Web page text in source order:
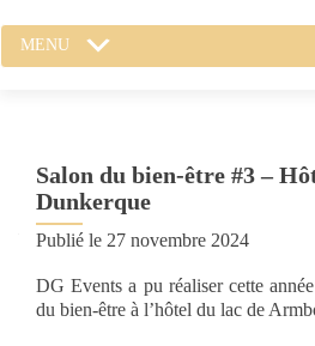
MENU
Salon du bien-être #3 –
Dunkerque
Publié le 27 novembre 2024
DG Events a pu réaliser cette
du bien-être à l’hôtel du lac de